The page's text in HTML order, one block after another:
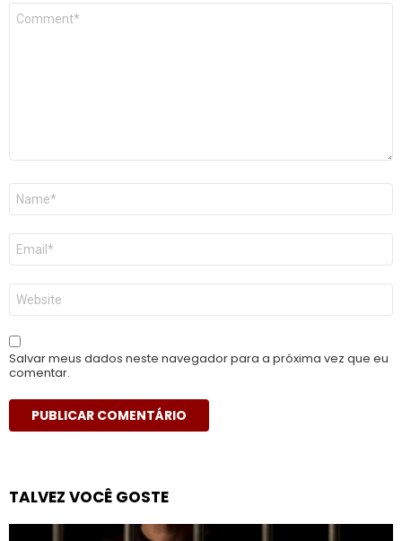
Comentário
Nome
E-
mail
*
Site
Salvar meus dados neste navegador para a próxima vez que eu
comentar.
TALVEZ VOCÊ GOSTE